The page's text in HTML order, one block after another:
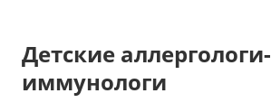
Детские аллергологи-
иммунологи